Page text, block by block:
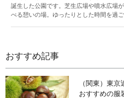
誕生した公園です。芝生広場や噴水広場
べる憩いの場。ゆったりとした時間を過
徴の「旧福岡公会堂貴賓館」や、天神と
満宮」などの名所が点在しています。
おすすめ記事
（関東）東
おすすめの服